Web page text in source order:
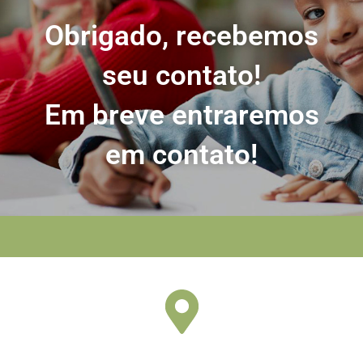
Obrigado, recebemos
seu contato!
Em breve entraremos
em contato!